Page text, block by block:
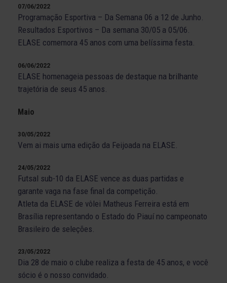
07/06/2022
Programação Esportiva – Da Semana 06 a 12 de Junho.
Resultados Esportivos – Da semana 30/05 a 05/06.
ELASE comemora 45 anos com uma belíssima festa.
06/06/2022
ELASE homenageia pessoas de destaque na brilhante
trajetória de seus 45 anos.
Maio
30/05/2022
Vem ai mais uma edição da Feijoada na ELASE.
24/05/2022
Futsal sub-10 da ELASE vence as duas partidas e
garante vaga na fase final da competição.
Atleta da ELASE de vôlei Matheus Ferreira está em
Brasília representando o Estado do Piauí no campeonato
Brasileiro de seleções.
23/05/2022
Dia 28 de maio o clube realiza a festa de 45 anos, e você
sócio é o nosso convidado.